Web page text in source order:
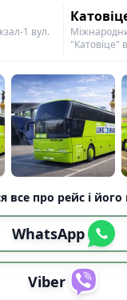
1 вул.
"Катовіце"
все про рейс і його
WhatsApp
Viber